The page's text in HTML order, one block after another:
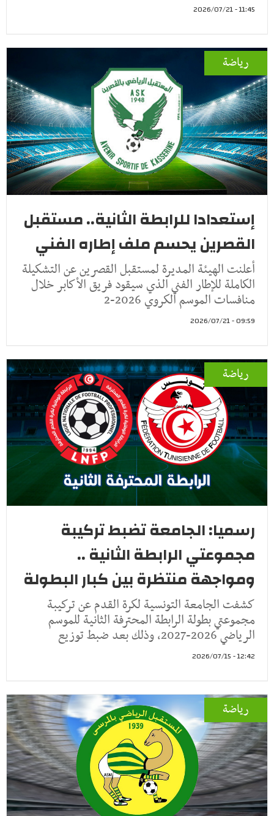
11:45 - 2026/07/21
رياضة
إستعدادا للرابطة الثانية.. مستقبل
القصرين يحسم ملف إطاره الفني
أعلنت الهيئة المديرة لمستقبل القصرين عن التشكيلة
الكاملة للإطار الفني الذي سيقود فريق الأكابر خلال
منافسات الموسم الكروي 2026-2
09:59 - 2026/07/21
رياضة
رسميا: الجامعة تضبط تركيبة
مجموعتي الرابطة الثانية ..
ومواجهة منتظرة بين كبار البطولة
كشفت الجامعة التونسية لكرة القدم عن تركيبة
مجموعتي بطولة الرابطة المحترفة الثانية للموسم
الرياضي 2026-2027، وذلك بعد ضبط توزيع
12:42 - 2026/07/15
رياضة